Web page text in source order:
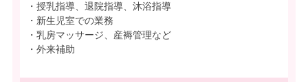
・授乳指導、退院指導、沐浴指導
・新生児室での業務
・乳房マッサージ、産褥管理など
・外来補助